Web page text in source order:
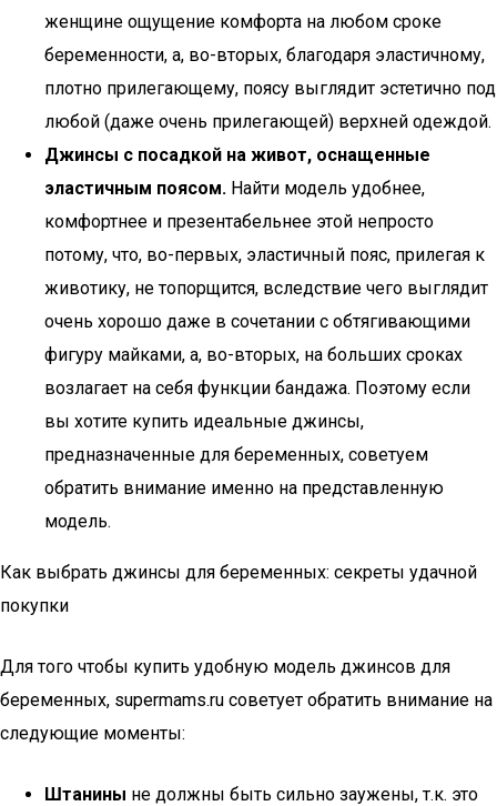
женщине ощущение комфорта на любом сроке
беременности, а, во-вторых, благодаря эластичному,
плотно прилегающему, поясу выглядит эстетично под
любой (даже очень прилегающей) верхней одеждой.
Джинсы с посадкой на живот, оснащенные
эластичным поясом. Найти модель удобнее,
комфортнее и презентабельнее этой непросто
потому, что, во-первых, эластичный пояс, прилегая к
животику, не топорщится, вследствие чего выглядит
очень хорошо даже в сочетании с обтягивающими
фигуру майками, а, во-вторых, на больших сроках
возлагает на себя функции бандажа. Поэтому если
вы хотите купить идеальные джинсы,
предназначенные для беременных, советуем
обратить внимание именно на представленную
модель.
Как выбрать джинсы для беременных: секреты удачной
покупки
Для того чтобы купить удобную модель джинсов для
беременных, supermams.ru советует обратить внимание на
следующие моменты:
Штанины не должны быть сильно заужены, т.к. это